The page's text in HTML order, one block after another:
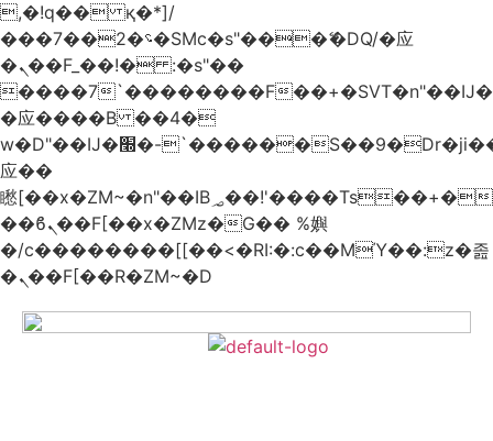
,�!q�� қ�*]/
���؝�2��7�SMc�s"���ޭ�DQ/�应
�ܢ��F_��!� :�s"��
����7`��������F
�应����B ��4�
w�D"��IJ�׭�-`������S��9�Dr�ji��EJ߅��gJ�
应��
矁[��x�ZM~�n"��IB؃��!'����Тѕ��+��(m��IK�ʭ�/|
��ϐܢ��F[��x�ZMz�G�� %嬩
�/c��������[[��<�RI:�:c��MΎ��:z�졾
�ܢ��F[��R�ZM~�D